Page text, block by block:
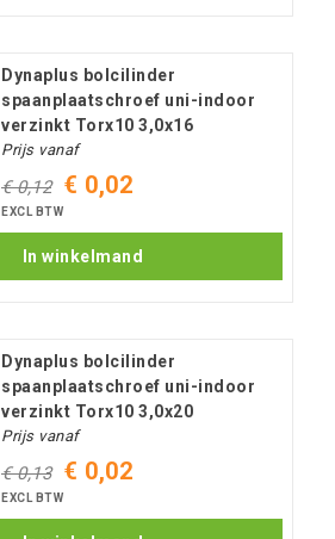
Dynaplus bolcilinder
spaanplaatschroef uni-indoor
verzinkt Torx10 3,0x16
Prijs vanaf
€ 0,12 € 0,02
EXCL BTW
In winkelmand
Dynaplus bolcilinder
spaanplaatschroef uni-indoor
verzinkt Torx10 3,0x20
Prijs vanaf
€ 0,13 € 0,02
EXCL BTW